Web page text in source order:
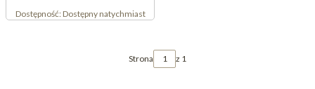
Dostępność:Dostępny natychmiast
Strona z 1